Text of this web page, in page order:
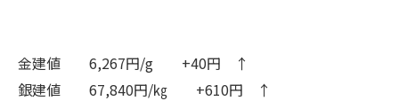
金建値 6,267円/g +40円 ↑
銀建値 67,840円/㎏ +610円 ↑